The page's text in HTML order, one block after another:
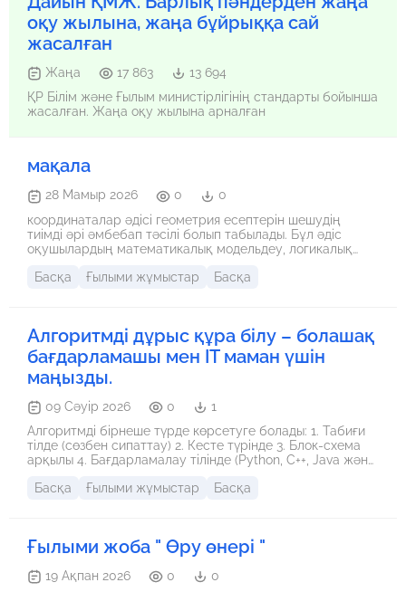
оқу жылына, жаңа бұйрыққа сай
жасалған
Жаңа 17 863
13 694
ҚР Білім және Ғылым министірлігінің стандарты бойынша
жасалған. Жаңа оқу жылына арналған
мақала
28 Мамыр 2026 0
0
координаталар әдісі геометрия есептерін шешудің
тиімді әрі әмбебап тәсілі болып табылады. Бұл әдіс
оқушылардың математикалық модельдеу, логикалық
дамытуға ықпал етеді. Сонымен қатар, координаталар
Басқа Ғылыми жұмыстар Басқа
Алгоритмді дұрыс құра білу – болашақ
бағдарламашы мен IT маман үшін
маңызды.
09 Сәуір 2026 0
1
Алгоритмді бірнеше түрде көрсетуге болады: 1. Табиғи
тілде (сөзбен сипаттау) 2. Кесте түрінде 3. Блок-схема
арқылы 4. Бағдарламалау тілінде (Python, C++, Java және
Басқа
Ғылыми жұмыстар Басқа
Ғылыми жоба " Өру өнері "
19 Ақпан 2026 0
0